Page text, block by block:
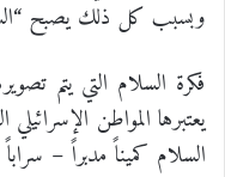
وبسبب كل ذلك يصبح
فكرة السلام التي يتم
يعتبرها المواطن
السلام كميناً مدبراً –